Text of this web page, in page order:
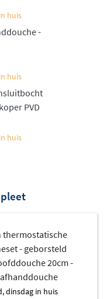
eenvoudig.
elk
doucheset is
glanzend chroom,
koper PVD,
PVD. De
van 150 cm
verstelbare
een dikte van
huis
-
huis
PVD
huis
thermostatische
- geborsteld
20cm -
dinsdag in huis